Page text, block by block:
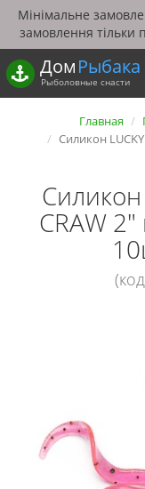
Мінімальне
замовлення тільки
ДомРыбака
Рыболовные снасти
Главная
Силикон
Силикон
CRAW